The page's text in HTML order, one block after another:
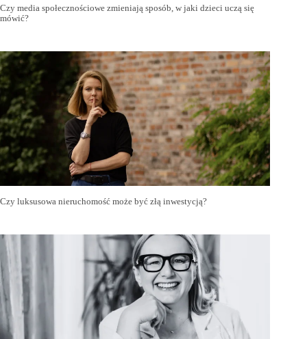
Czy media społecznościowe zmieniają sposób, w jaki dzieci uczą się
mówić?
Czy luksusowa nieruchomość może być złą inwestycją?